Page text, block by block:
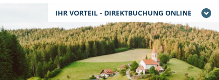
IHR VORTEIL - DIREKTBUCHUNG ONLINE